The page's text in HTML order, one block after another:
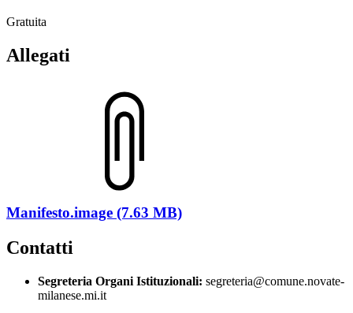
Gratuita
Allegati
Manifesto.image (7.63 MB)
Contatti
Segreteria Organi Istituzionali: segreteria@comune.novate-
milanese.mi.it